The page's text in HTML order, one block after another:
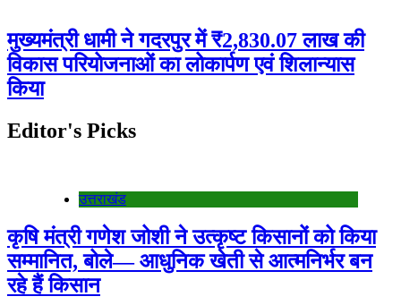
मुख्यमंत्री धामी ने गदरपुर में ₹2,830.07 लाख की
विकास परियोजनाओं का लोकार्पण एवं शिलान्यास
किया
Editor's Picks
उत्तराखंड
कृषि मंत्री गणेश जोशी ने उत्कृष्ट किसानों को किया
सम्मानित, बोले— आधुनिक खेती से आत्मनिर्भर बन
रहे हैं किसान